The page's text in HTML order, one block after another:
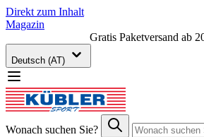
Direkt zum Inhalt
Magazin
Gratis Paketversand ab
Deutsch (AT)
Wonach suchen Sie?